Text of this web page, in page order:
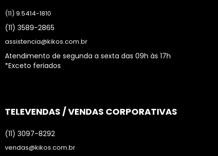
(11) 9.5414-1810
(11) 3589-2865
assistencia@kikos.com.br
Atendimento de segunda a sexta das 09h às 17h
*Exceto feriados
TELEVENDAS / VENDAS CORPORATIVAS
(11) 3097-8292
vendas@kikos.com.br